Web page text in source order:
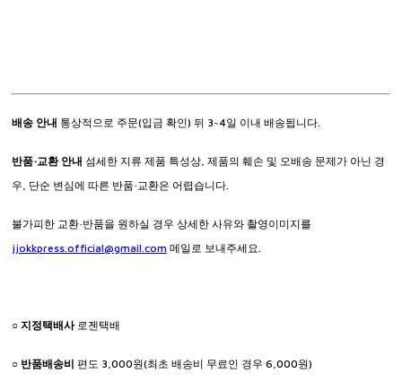
배송 안내 통상적으로 주문(입금 확인) 뒤 3~4일 이내 배송됩니다.
반품·교환 안내 섬세한 지류 제품 특성상, 제품의 훼손 및 오배송 문제가 아닌 경
우, 단순 변심에 따른 반품·교환은 어렵습니다.
불가피한 교환·반품을 원하실 경우 상세한 사유와 촬영이미지를
jjokkpress.official@gmail.com 메일로 보내주세요.
○ 지정택배사 로젠택배
○ 반품배송비 편도 3,000원(최초 배송비 무료인 경우 6,000원)